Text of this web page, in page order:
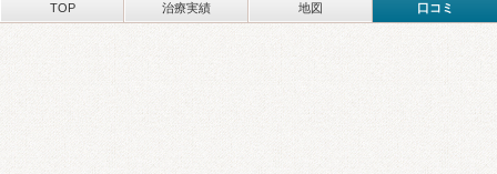
TOP 治療実績 地図 口コミ